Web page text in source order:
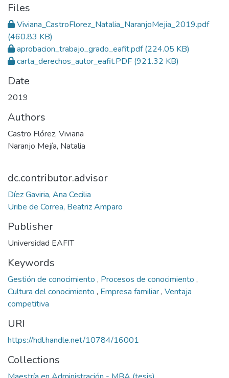
Files
Viviana_CastroFlorez_Natalia_NaranjoMejia_2019.pdf
(460.83 KB)
aprobacion_trabajo_grado_eafit.pdf(224.05 KB)
carta_derechos_autor_eafit.PDF (921.32 KB)
Date
2019
Authors
Castro Flórez, Viviana
Naranjo Mejía, Natalia
dc.contributor.advisor
Díez Gaviria, Ana Cecilia
Uribe de Correa, Beatriz Amparo
Publisher
Universidad EAFIT
Keywords
Gestión de conocimiento , Procesos de conocimiento ,
Cultura del conocimiento , Empresa familiar, Ventaja
competitiva
URI
https://hdl.handle.net/10784/16001
Collections